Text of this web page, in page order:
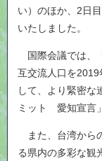
い）のほか、2日
いたしました。
国際会議では、
互交流人口を2019
して、より緊密な
ミット 愛知宣言
また、台湾から
る県内の多彩な観